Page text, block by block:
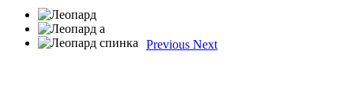
Previous Next